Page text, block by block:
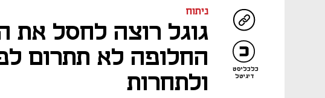
כלכליסט
דיגיטל
ניתוח
גוגל רוצה לחסל את
החלופה לא תתרום
ולתחרות